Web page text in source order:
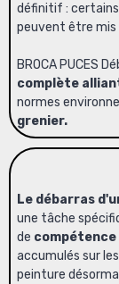
définitif :
peuvent être mis
BROCA PUCES
complète
normes
grenier.
Le débarras
une tâche
de
accumulés sur
peinture